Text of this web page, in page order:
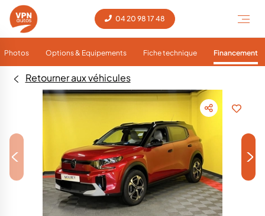
04 20 98 17 48
Photos Options & Equipements Fiche technique Financement
Retourner aux véhicules
< >